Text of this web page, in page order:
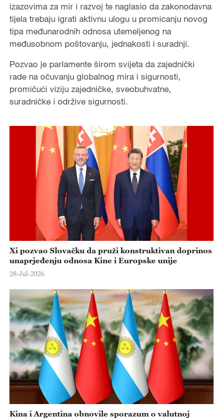
izazovima za mir i razvoj te naglasio da zakonodavna
tijela trebaju igrati aktivnu ulogu u promicanju novog
tipa međunarodnih odnosa utemeljenog na
međusobnom poštovanju, jednakosti i suradnji.
Pozvao je parlamente širom svijeta da zajednički
rade na očuvanju globalnog mira i sigurnosti,
promičući viziju zajedničke, sveobuhvatne,
suradničke i održive sigurnosti.
Xi pozvao Slovačku da pruži konstruktivan doprinos
unaprjeđenju odnosa Kine i Europske unije
28-Jul-2026
Kina i Argentina obnovile sporazum o valutnoj